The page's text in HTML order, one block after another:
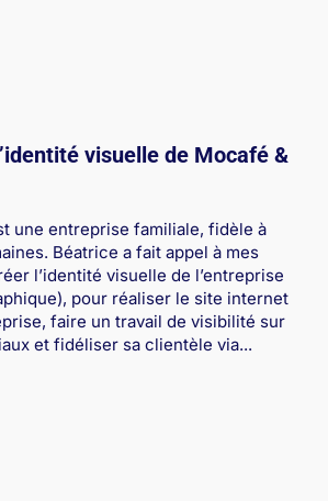
visuelle de Mocafé &
une entreprise familiale, fidèle à
Béatrice a fait appel à mes
l’identité visuelle de l’entreprise
pour réaliser le site internet
faire un travail de visibilité sur
et fidéliser sa clientèle via